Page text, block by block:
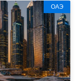
ОАЭ